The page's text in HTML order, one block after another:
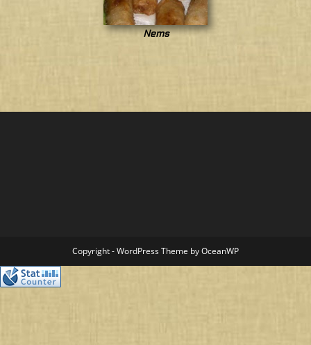
Nems
Copyright - WordPress Theme by OceanWP